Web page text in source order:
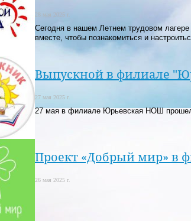
28 мая 2025 г.
Сегодня в нашем Летнем трудовом
вместе, чтобы познакомиться и
Выпускной в филиале
27 мая 2025 г.
27 мая в филиале Юрьевская НОШ
Проект «Добрый мир» в
26 мая 2025 г.